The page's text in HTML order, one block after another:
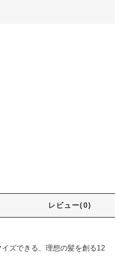
レビュー(0)
ズできる、理想の髪を創る12